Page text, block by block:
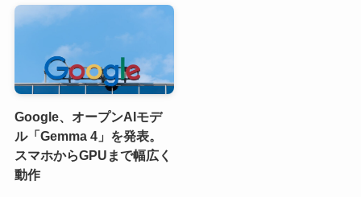
Google、オープンAIモデ
ル「Gemma 4」を発表。
スマホからGPUまで幅広く
動作